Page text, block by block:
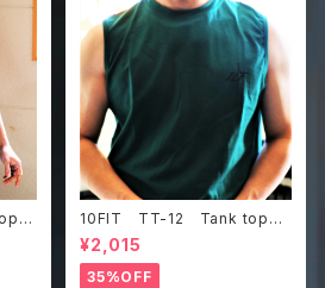
レ
10FIT TT-12 Tank top
タンクトップ ジムウェア トレ
ーニング 筋トレ ダークグリ
ーン
¥2,015
35%OFF